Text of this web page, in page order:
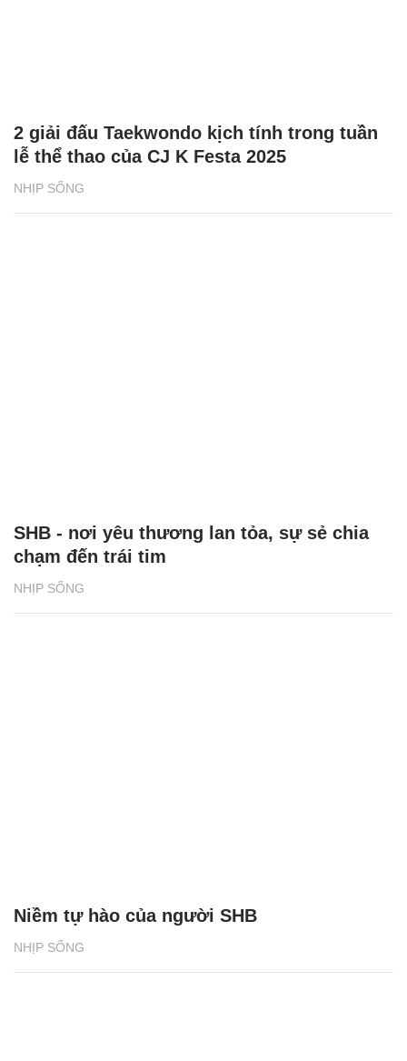
NHỊP SỐNG
2 giải đấu Taekwondo kịch tính trong tuần
lễ thể thao của CJ K Festa 2025
NHỊP SỐNG
SHB - nơi yêu thương lan tỏa, sự sẻ chia
chạm đến trái tim
NHỊP SỐNG
Niềm tự hào của người SHB